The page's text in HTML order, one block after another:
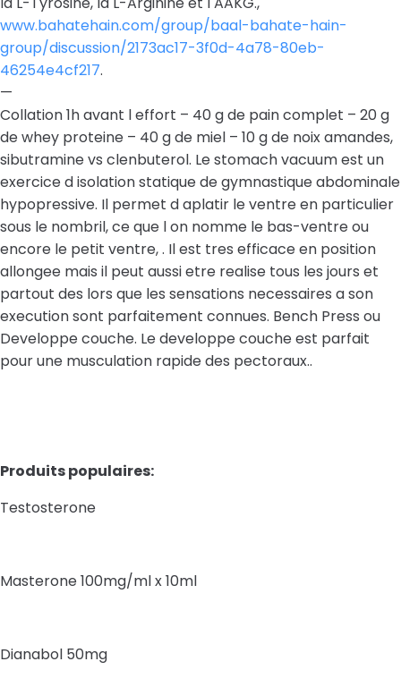
www.bahatehain.com/group/baal-bahate-hain-
group/discussion/2173ac17-3f0d-4a78-80eb-
46254e4cf217.
—
Collation 1h avant l effort – 40 g de pain complet – 20 g
de whey proteine – 40 g de miel – 10 g de noix amandes,
sibutramine vs clenbuterol. Le stomach vacuum est un
exercice d isolation statique de gymnastique abdominale
hypopressive. Il permet d aplatir le ventre en particulier
sous le nombril, ce que l on nomme le bas-ventre ou
encore le petit ventre, . Il est tres efficace en position
allongee mais il peut aussi etre realise tous les jours et
partout des lors que les sensations necessaires a son
execution sont parfaitement connues. Bench Press ou
Developpe couche. Le developpe couche est parfait
pour une musculation rapide des pectoraux..
Produits populaires:
Testosterone
Masterone 100mg/ml x 10ml
Dianabol 50mg